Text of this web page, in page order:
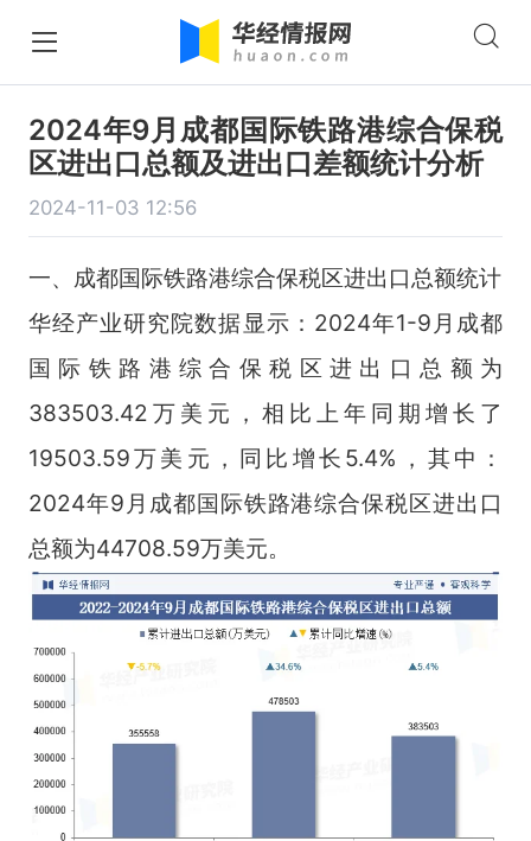
2024年9月成都国际铁路港综合保税
区进出口总额及进出口差额统计分析
2024-11-03 12:56
一、成都国际铁路港综合保税区进出口总额统计
华经产业研究院数据显示：2024年1-9月成都
国际铁路港综合保税区进出口总额为
383503.42万美元，相比上年同期增长了
19503.59万美元，同比增长5.4%，其中：
2024年9月成都国际铁路港综合保税区进出口
总额为44708.59万美元。